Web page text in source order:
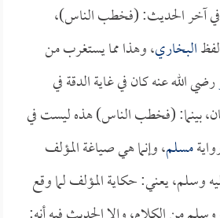
في آخر الحديث: (فخطب الناس)،
البخاري، وهذا مما يستغرب من
رضي الله عنه كان في غاية الدقة في
بينما: (فخطب الناس) هذه ليست في
مسلم، وإنما هي صياغة المؤلف
وسلم، يعني: حكاية المؤلف لما وقع